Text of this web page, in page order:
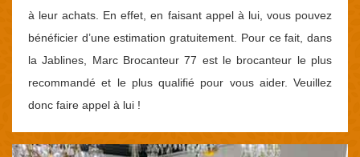
à leur achats. En effet, en faisant appel à lui, vous pouvez
bénéficier d’une estimation gratuitement. Pour ce fait, dans
la Jablines, Marc Brocanteur 77 est le brocanteur le plus
recommandé et le plus qualifié pour vous aider. Veuillez
donc faire appel à lui !